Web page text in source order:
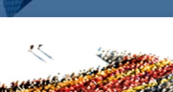
unserer Website. Einige von ihnen sind